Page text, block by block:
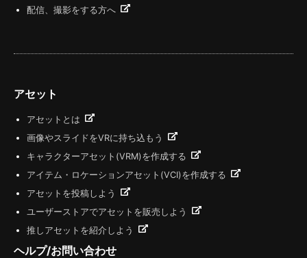
配信、撮影をする方へ
アセット
アセットとは
画像やスライドをVRに持ち込もう
キャラクターアセット(VRM)を作成する
アイテム・ロケーションアセット(VCI)を作成する
アセットを投稿しよう
ユーザーストアでアセットを販売しよう
推しアセットを紹介しよう
ヘルプ/お問い合わせ